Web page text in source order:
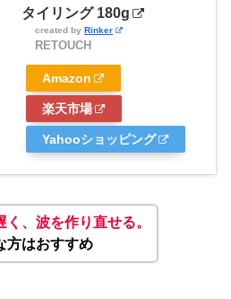
タイリング 180g
created by Rinker
RETOUCH
Amazon
楽天市場
Yahooショッピング
く、波を作り直せる。
方はおすすめ